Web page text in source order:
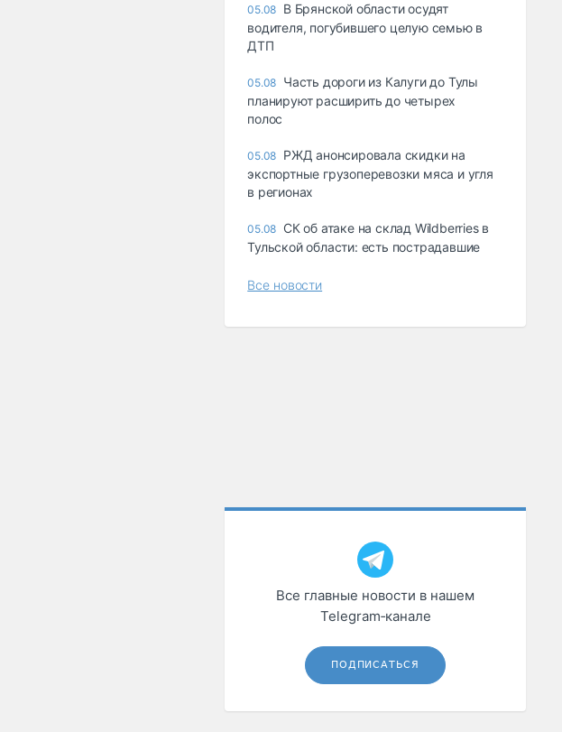
05.08 В Брянской области осудят
водителя, погубившего целую семью в
ДТП
05.08 Часть дороги из Калуги до Тулы
планируют расширить до четырех
полос
05.08 РЖД анонсировала скидки на
экспортные грузоперевозки мяса и угля
в регионах
05.08 СК об атаке на склад Wildberries в
Тульской области: есть пострадавшие
Все новости
Все главные новости в нашем
Telegram‑канале
ПОДПИСАТЬСЯ